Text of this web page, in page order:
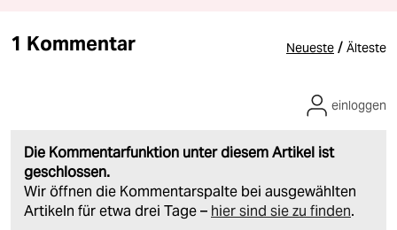
1 Kommentar Neueste / Älteste
Die Kommentarfunktion unter diesem Artikel ist
geschlossen.
Wir öffnen die Kommentarspalte bei ausgewählten
Artikeln für etwa drei Tage – hier sind sie zu finden.
einloggen